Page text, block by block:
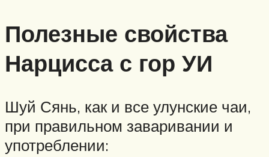
Полезные свойства
Нарцисса с гор УИ
Шуй Сянь, как и все улунские чаи,
при правильном заваривании и
употреблении: